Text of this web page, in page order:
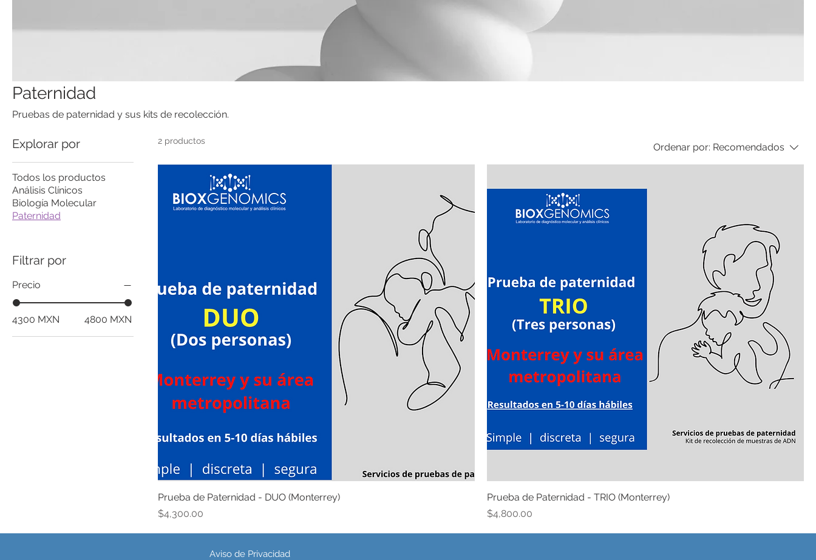
Paternidad
Pruebas de paternidad y sus kits de recolección.
Explorar por
Todos los productos
Análisis Clínicos
Biología Molecular
Paternidad
Filtrar por
Precio
4300 MXN 4800 MXN
2 productos
Ordenar por: Recomendados
Prueba de Paternidad - DUO (Monterrey)
Precio
$4,300.00
Prueba de Paternidad - TRIO (Monterrey)
Precio
$4,800.00
Aviso de Privacidad